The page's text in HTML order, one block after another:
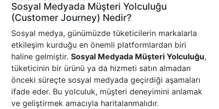
Sosyal Medyada Müşteri Yolculuğu
(Customer Journey) Nedir?
Sosyal medya, günümüzde tüketicilerin markalarla
etkileşim kurduğu en önemli platformlardan biri
haline gelmiştir. Sosyal Medyada Müşteri Yolculuğu,
tüketicinin bir ürünü ya da hizmeti satın almadan
önceki süreçte sosyal medyada geçirdiği aşamaları
ifade eder. Bu yolculuk, müşteri deneyimini anlamak
ve geliştirmek amacıyla haritalanmalıdır.